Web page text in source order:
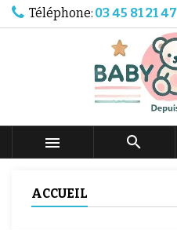
Téléphone: 03 45 81 21 47
 
ACCUEIL